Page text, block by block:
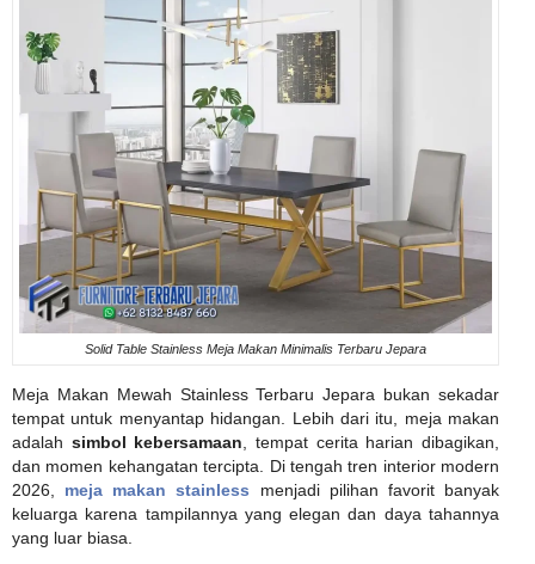
Solid Table Stainless Meja Makan Minimalis Terbaru Jepara
Meja Makan Mewah Stainless Terbaru Jepara bukan sekadar
tempat untuk menyantap hidangan. Lebih dari itu, meja makan
adalah simbol kebersamaan , tempat cerita harian dibagikan,
dan momen kehangatan tercipta. Di tengah tren interior modern
2026, meja makan stainless menjadi pilihan favorit banyak
keluarga karena tampilannya yang elegan dan daya tahannya
yang luar biasa.